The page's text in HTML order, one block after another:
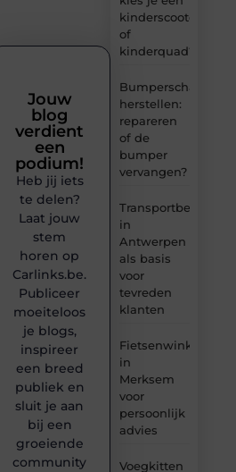
kinderscooter
of
kinderquad?
Bumperschade
herstellen:
repareren
of de
bumper
vervangen?
Transportbedrijf
in
Antwerpen
als basis
voor
tevreden
klanten
Fietsenwinkel
in
Merksem
voor
persoonlijk
advies
Voegkitten
Jouw
blog
verdient
een
podium!
Heb jij iets
te delen?
Laat jouw
stem
horen op
Carlinks.be.
Publiceer
moeiteloos
je blogs,
inspireer
een breed
publiek en
sluit je aan
bij een
groeiende
community